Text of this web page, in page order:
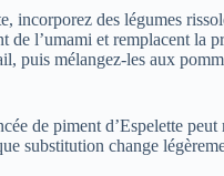
incorporez des légumes
de l’umami et remplacent la
puis mélangez-les aux
de piment d’Espelette
substitution change